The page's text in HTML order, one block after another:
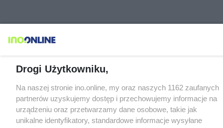
Drogi Użytkowniku,
Na naszej stronie ino.online, my oraz naszych 1162 zaufanych
partnerów uzyskujemy dostęp i przechowujemy informacje na
urządzeniu oraz przetwarzamy dane osobowe, takie jak
unikalne identyfikatory, standardowe informacje wysyłane